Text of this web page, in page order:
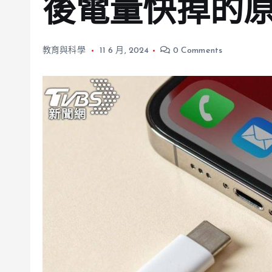
後電量快掉的
教育與科學 11 6 月, 2024 0 Comments